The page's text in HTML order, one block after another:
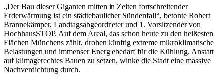
„Der Bau dieser Giganten mitten in Zeiten fortschreitender
Erderwärmung ist ein städtebaulicher Sündenfall“, betonte Robert
Brannekämper, Landtagsabgeordneter und 1. Vorsitzender von
HochhausSTOP. Auf dem Areal, das schon heute zu den heißesten
Flächen Münchens zählt, drohen künftig extreme mikroklimatische
Belastungen und immenser Energiebedarf für die Kühlung. Anstatt
auf klimagerechtes Bauen zu setzen, winke die Stadt eine massive
Nachverdichtung durch.